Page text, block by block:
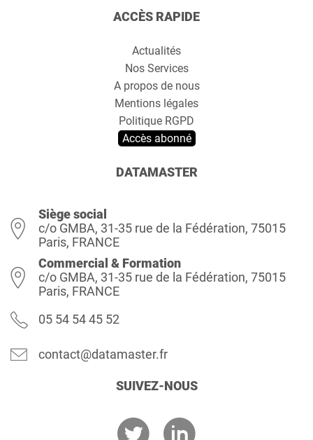
ACCÈS RAPIDE
Actualités
Nos Services
A propos de nous
Mentions légales
Politique RGPD
Accès abonné
DATAMASTER
Siège social
c/o GMBA, 31-35 rue de la Fédération, 75015
Paris, FRANCE
Commercial & Formation
c/o GMBA, 31-35 rue de la Fédération, 75015
Paris, FRANCE
05 54 54 45 52
contact@datamaster.fr
SUIVEZ-NOUS